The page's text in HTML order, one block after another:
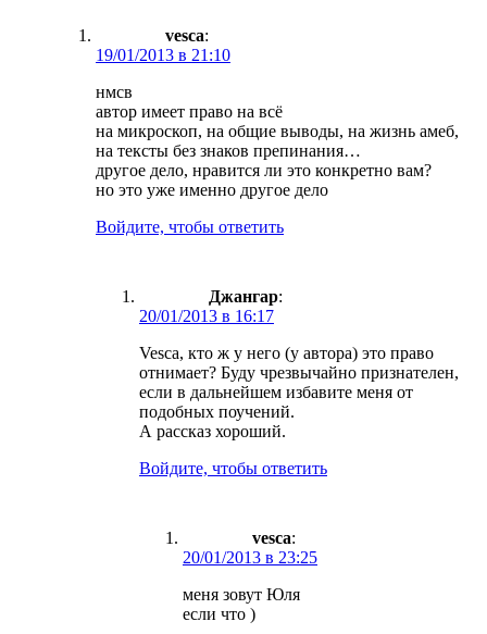
vesca:
19/01/2013 в 21:10
нмсв
автор имеет право на всё
на микроскоп, на общие выводы, на жизнь амеб,
на тексты без знаков препинания…
другое дело, нравится ли это конкретно вам?
но это уже именно другое дело
Войдите, чтобы ответить
Джангар:
20/01/2013 в 16:17
Vesca, кто ж у него (у автора) это право
отнимает? Буду чрезвычайно признателен,
если в дальнейшем избавите меня от
подобных поучений.
А рассказ хороший.
Войдите, чтобы ответить
vesca:
20/01/2013 в 23:25
меня зовут Юля
если что )